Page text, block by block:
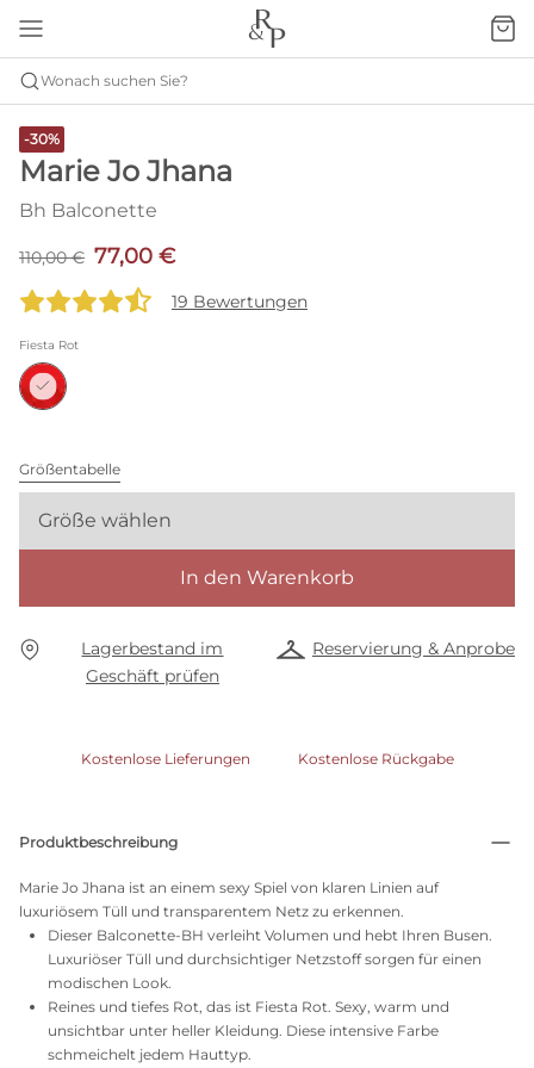
Wonach suchen Sie?
-30%
Marie Jo Jhana
Bh Balconette
110,00 € 77,00 €
19 Bewertungen
Fiesta Rot
Größentabelle
Größe wählen
In den Warenkorb
Lagerbestand im
Geschäft prüfen
Reservierung & Anprobe
Kostenlose Lieferungen Kostenlose Rückgabe
Produktbeschreibung
Marie Jo Jhana ist an einem sexy Spiel von klaren Linien auf
luxuriösem Tüll und transparentem Netz zu erkennen.
Dieser Balconette-BH verleiht Volumen und hebt Ihren Busen.
Luxuriöser Tüll und durchsichtiger Netzstoff sorgen für einen
modischen Look.
Reines und tiefes Rot, das ist Fiesta Rot. Sexy, warm und
unsichtbar unter heller Kleidung. Diese intensive Farbe
schmeichelt jedem Hauttyp.